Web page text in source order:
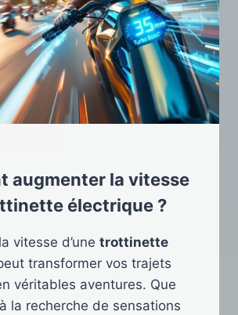
augmenter la vitesse
électrique ?
vitesse d’une trottinette
transformer vos trajets
véritables aventures. Que
la recherche de sensations